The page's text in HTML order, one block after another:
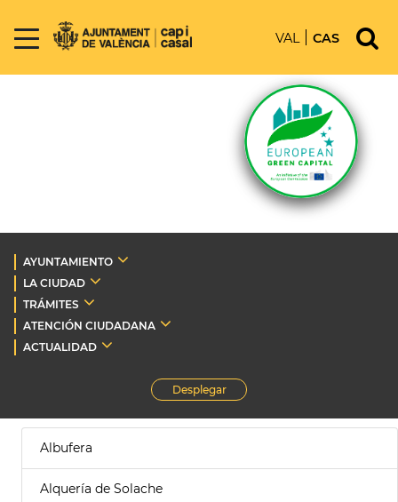
VAL CAS
AYUNTAMIENTO
LA CIUDAD
TRÁMITES
ATENCIÓN CIUDADANA
ACTUALIDAD
Desplegar
Albufera
Alquería de Solache